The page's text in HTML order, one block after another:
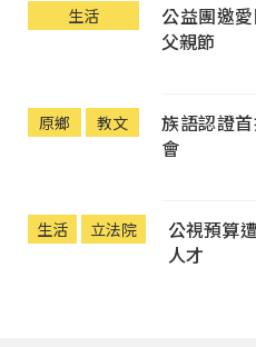
生活
公益團邀
父親節
原鄉 教文
族語認證
會
生活 立法院
公視預算
人才